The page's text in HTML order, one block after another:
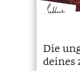
Die
deines